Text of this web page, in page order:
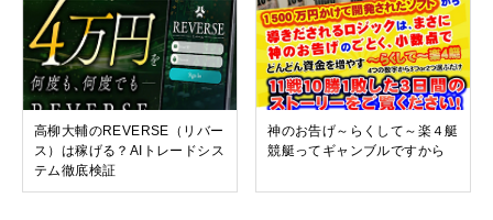
高柳大輔のREVERSE（リバー
ス）は稼げる？AIトレードシス
テム徹底検証
神のお告げ～らくして～楽４艇
競艇ってギャンブルですから